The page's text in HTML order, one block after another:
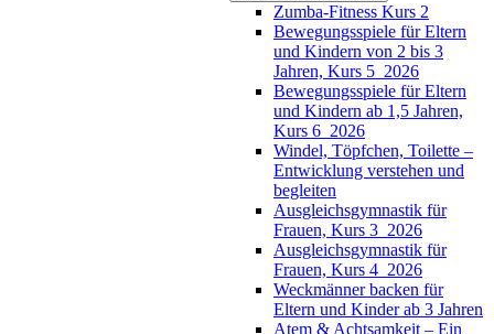
Zumba-Fitness Kurs 2
Bewegungsspiele für Eltern
und Kindern von 2 bis 3
Jahren, Kurs 5_2026
Bewegungsspiele für Eltern
und Kindern ab 1,5 Jahren,
Kurs 6_2026
Windel, Töpfchen, Toilette –
Entwicklung verstehen und
begleiten
Ausgleichsgymnastik für
Frauen, Kurs 3_2026
Ausgleichsgymnastik für
Frauen, Kurs 4_2026
Weckmänner backen für
Eltern und Kinder ab 3 Jahren
Atem & Achtsamkeit – Ein